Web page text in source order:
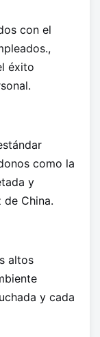
con el
éxito
como la
y
China.
altos
y cada